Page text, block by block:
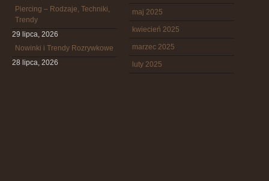
Piercing – Rodzaje, Techniki,
Trendy
29 lipca, 2026
Nowinki i Trendy Rozrywkowe
28 lipca, 2026
maj 2025
kwiecień 2025
marzec 2025
luty 2025